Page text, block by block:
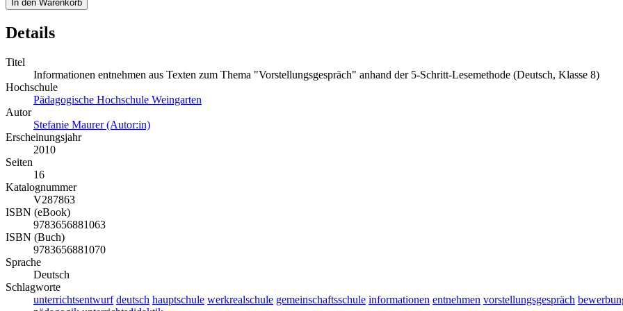
In den Warenkorb
Details
Titel
Informationen entnehmen aus Texten zum Thema "Vorstellungsgespräch" anhand der 5-Schritt-Lesemethode (Deutsch, Klasse 8)
Hochschule
Pädagogische Hochschule Weingarten
Autor
Stefanie Maurer (Autor:in)
Erscheinungsjahr
2010
Seiten
16
Katalognummer
V287863
ISBN (eBook)
9783656881063
ISBN (Buch)
9783656881070
Sprache
Deutsch
Schlagworte
unterrichtsentwurf deutsch hauptschule werkrealschule gemeinschaftsschule informationen entnehmen vorstellungsgespräch